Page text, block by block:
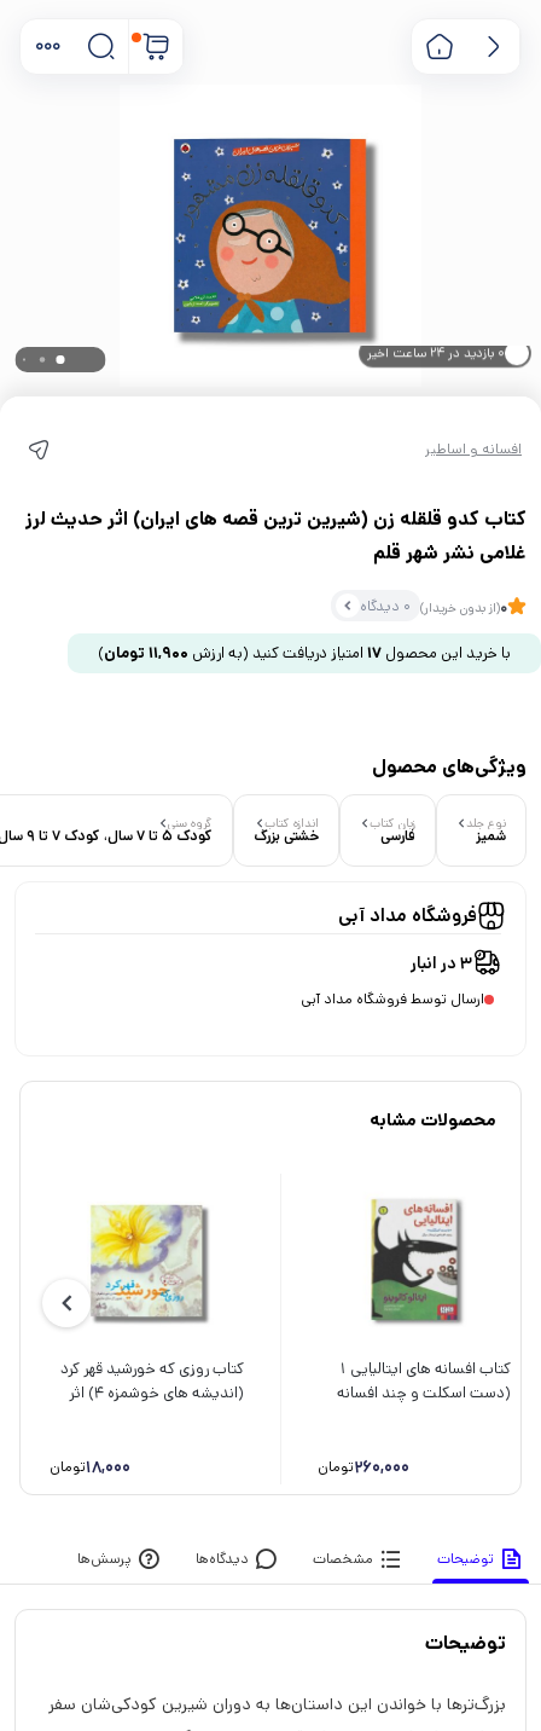
۰ خریدار در ۱ ماه اخیر
افسانه و اساطیر
کتاب کدو قلقله زن (شیرین ترین قصه های ایران) اثر حدیث لرز
غلامی نشر شهر قلم
0(از بدون خریدار) 0 دیدگاه
با خرید این محصول 17 امتیاز دریافت کنید (به ارزش 11,900 تومان)
ویژگی‌های محصول
نوع جلد
شمیز
زبان کتاب
فارسی
اندازه کتاب
خشتی بزرگ
گروه سنی
کودک 5 تا 7 سال، کودک 7 تا 9 سال
فروشگاه مداد آبی
3 در انبار
ارسال توسط فروشگاه مداد آبی
محصولات مشابه
کتاب افسانه های ایتالیایی 1
(دست اسکلت و چند افسانه
260,000تومان
کتاب روزی که خورشید قهر کرد
(اندیشه های خوشمزه 4) اثر
18,000تومان
توضیحات مشخصات دیدگاه‌ها پرسش‌ها
توضیحات
بزرگ‌ترها با خواندن این داستان‌ها به دوران شیرین کودکی‌شان سفر